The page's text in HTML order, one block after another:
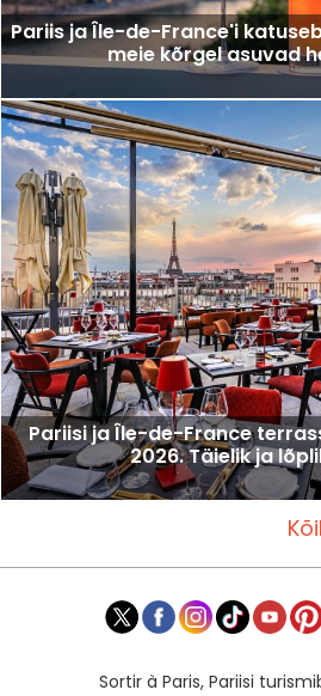
Pariis ja Île-de-France'i
meie kõrgel asuvad
Pariisi ja Île-de-France
2026. Täielik ja
Sortir à Paris, Pariisi